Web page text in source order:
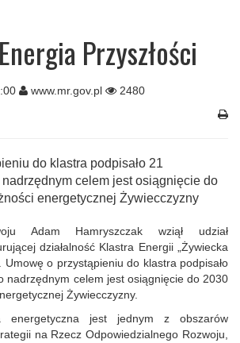
Przyszłości
www.mr.gov.pl 2480
do klastra podpisało 21
celem jest osiągnięcie do
energetycznej Żywiecczyzny
Adam Hamryszczak wziął udział
działalność Klastra Energii „Żywiecka
Umowę o przystąpieniu do klastra podpisało
nadrzędnym celem jest osiągnięcie do 2030
Żywiecczyzny.
energetyczna jest jednym z obszarów
na Rzecz Odpowiedzialnego Rozwoju,